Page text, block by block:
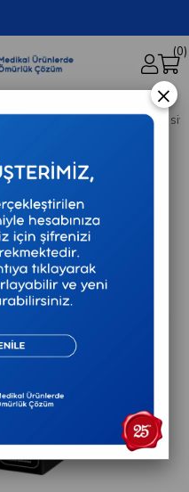
0
1E - Üst Koldan Ölçen
×